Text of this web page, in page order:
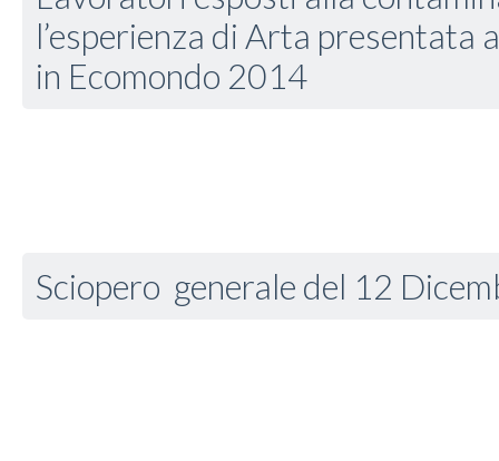
l’esperienza di Arta presentata
in Ecomondo 2014
Sciopero generale del 12